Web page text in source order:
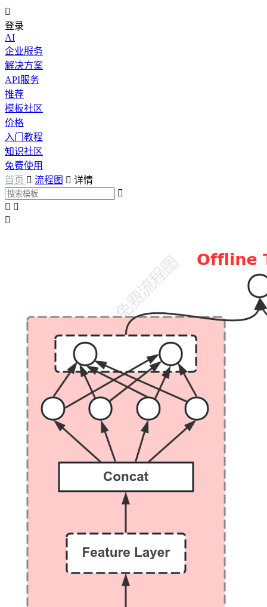

登录
AI
企业服务
解决方案
API服务
推荐
模板社区
价格
入门教程
知识社区
免费使用
首页  流程图  详情

 
